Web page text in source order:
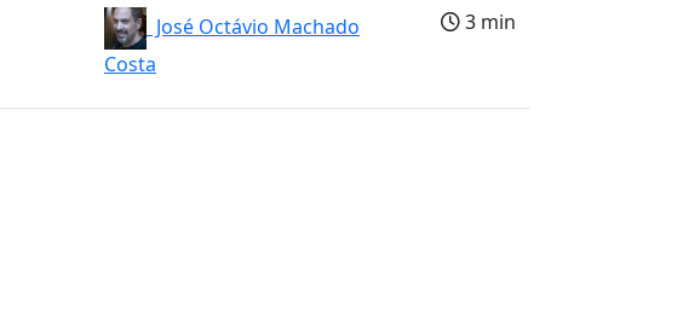
José Octávio Machado
Costa
3 min